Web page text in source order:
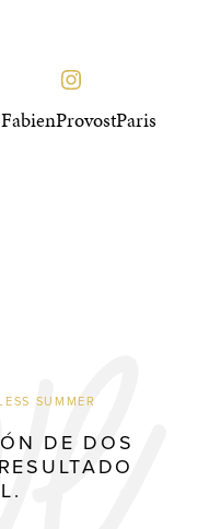
SUMMER
DE DOS